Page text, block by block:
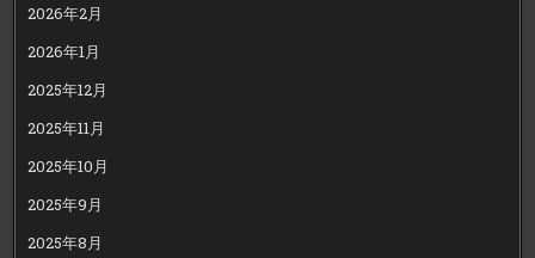
2026年2月
2026年1月
2025年12月
2025年11月
2025年10月
2025年9月
2025年8月